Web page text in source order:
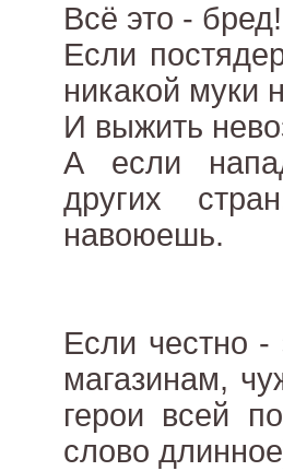
Всё это - бред!
Если
никакой муки
И выжить
А если
других
навоюешь.
Если честно -
магазинам,
герои всей
слово